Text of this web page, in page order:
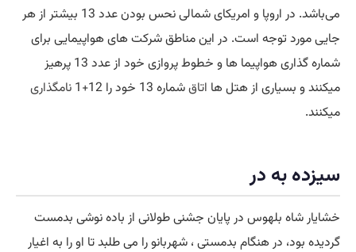
می‌باشد. در اروپا و امریکای شمالی نحس بودن عدد 13 بیشتر از هر
جایی مورد توجه است. در این مناطق شرکت های هواپیمایی برای
شماره گذاری هواپیما ها و خطوط پروازی خود از عدد 13 پرهیز
میکنند و بسیاری از هتل ها اتاقشماره 13 خود را 12+1
نامگذاری
میکنند.
سیزده به در
خشایار شاه بلهوس در پایان جشنی طولانی از باده نوشی بدمست
گردیده بود، در هنگام بدمستی ، شهربانو را می طلبد تا او را به اغیار